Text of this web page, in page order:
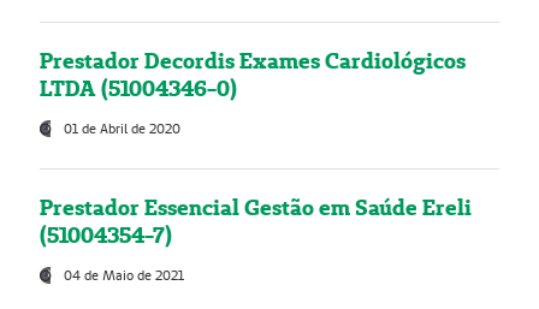
Prestador Decordis Exames Cardiológicos
LTDA (51004346-0)
01 de Abril de 2020
Prestador Essencial Gestão em Saúde Ereli
(51004354-7)
04 de Maio de 2021